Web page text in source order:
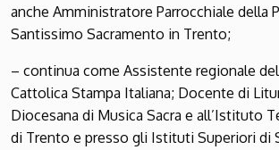
anche Amministratore Parrocchiale della
Santissimo Sacramento in Trento;
– continua come Assistente regionale
Cattolica Stampa Italiana; Docente di
Diocesana di Musica Sacra e all’Istituto
di Trento e presso gli Istituti Superiori di